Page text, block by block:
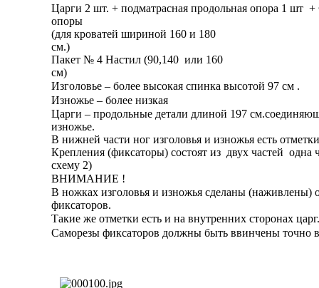
Царги 2 шт. + подматрасная продольная опора 1 шт
опоры
(для кроватей шириной 160 и 180
см.)
Пакет № 4 Настил (90,140 или 160
см)
Изголовье – более высокая спинка высотой 97 см .
Изножье – более низкая
Царги – продольные детали длиной 197
изножье.
В нижней части ног изголовья и изножья есть
Крепления (фиксаторы) состоят из двух частей одна
схему 2)
ВНИМАНИЕ !
В ножках изголовья и изножья сделаны (наживлены)
фиксаторов.
Такие же отметки есть и на внутренних сторонах
Саморезы фиксаторов должны быть ввинчены точно